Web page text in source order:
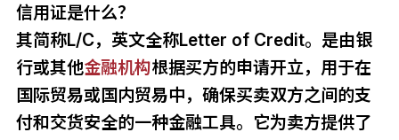
信用证是什么？
其简称L/C，英文全称Letter of Credit。是由银
行或其他金融机构根据买方的申请开立，用于在
国际贸易或国内贸易中，确保买卖双方之间的支
付和交货安全的一种金融工具。它为卖方提供了